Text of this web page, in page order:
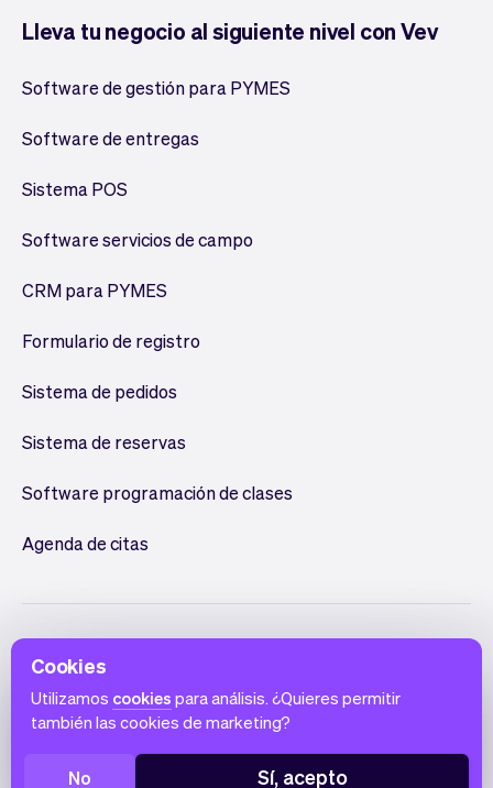
Lleva tu negocio al siguiente nivel con Vev
Software de gestión para PYMES
Software de entregas
Sistema POS
Software servicios de campo
CRM para PYMES
Formulario de registro
Sistema de pedidos
Sistema de reservas
Software programación de clases
Agenda de citas
© 2026 Vev®
Español
Cookies
Utilizamos cookies para análisis. ¿Quieres permitir
también las cookies de marketing?
No Sí, acepto